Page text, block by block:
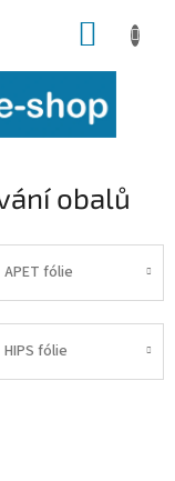
obalů
APET fólie
HIPS fólie